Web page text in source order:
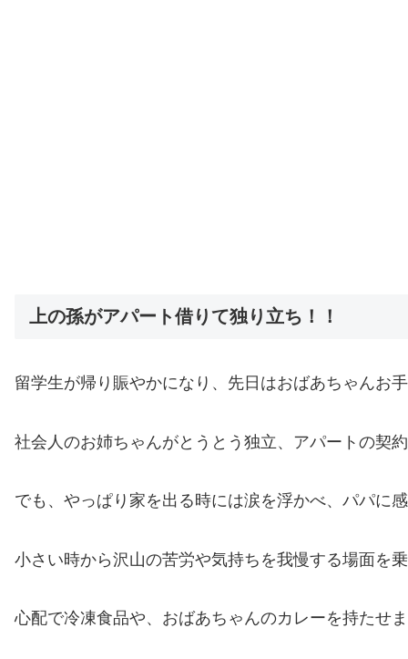
上の孫がアパート借りて独り立ち！！
留学生が帰り賑やかになり、先日はおばあちゃんお
社会人のお姉ちゃんがとうとう独立、アパートの契
でも、やっぱり家を出る時には涙を浮かべ、パパに
小さい時から沢山の苦労や気持ちを我慢する場面を
心配で冷凍食品や、おばあちゃんのカレーを持たせ